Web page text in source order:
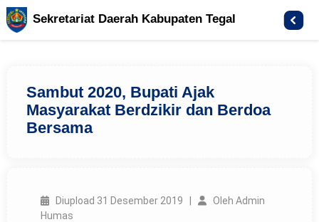
Sekretariat Daerah Kabupaten Tegal
Sambut 2020, Bupati Ajak
Masyarakat Berdzikir dan Berdoa
Bersama
Diupload 31 Desember 2019 |
Oleh Admin
Humas